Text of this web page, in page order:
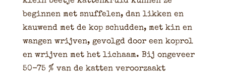
beginnen met snuffelen, dan likken en
kauwend met de kop schudden, met kin en
wangen wrijven, gevolgd door een koprol
en wrijven met het lichaam. Bij ongeveer
50-75 % van de katten veroorzaakt